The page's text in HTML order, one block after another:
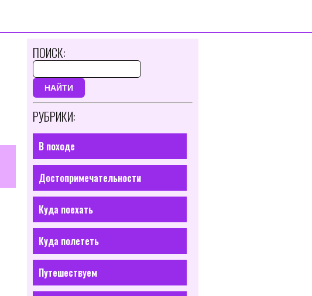
ПОИСК:
НАЙТИ
РУБРИКИ:
В походе
Достопримечательности
Куда поехать
Куда полететь
Путешествуем